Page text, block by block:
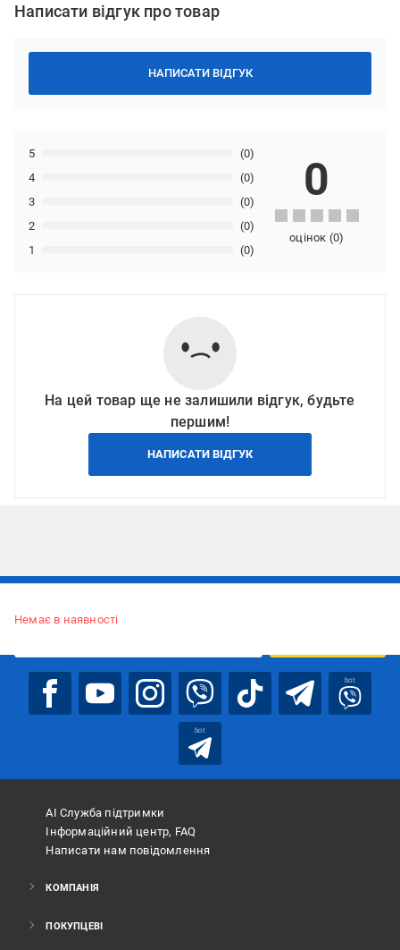
Написати відгук про товар
НАПИСАТИ ВІДГУК
1 (0)
2 (0)
3 (0)
4 (0)
5 (0)
0
оцінок (0)
На цей товар ще не залишили відгук, будьте
першим!
НАПИСАТИ ВІДГУК
Немає в наявності
bot
bot
АІ Служба підтримки
Інформаційний центр, FAQ
Написати нам повідомлення
КОМПАНІЯ
ПОКУПЦЕВІ